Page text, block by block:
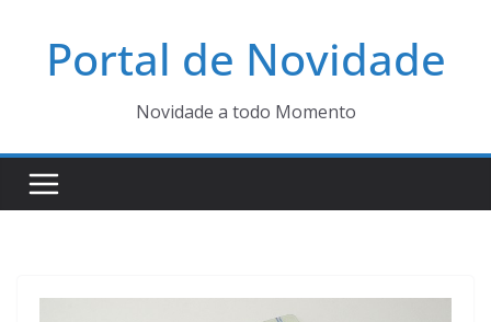
Portal de Novidade
Novidade a todo Momento